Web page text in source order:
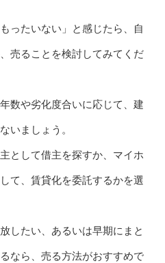
ったいない」と感じたら、自
売ることを検討してみてくだ
数や劣化度合いに応じて、建
いましょう。
として借主を探すか、マイホ
て、賃貸化を委託するかを選
したい、あるいは早期にまと
なら、売る方法がおすすめで